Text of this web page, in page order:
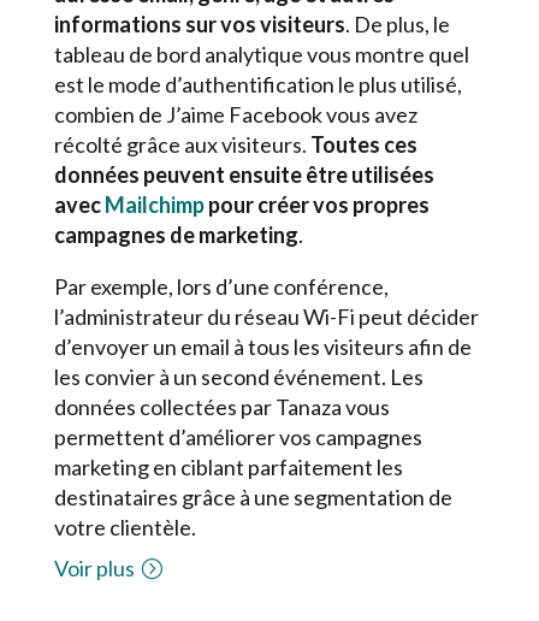
informations sur vos visiteurs. De plus, le
tableau de bord analytique vous montre quel
est le mode d’authentification le plus utilisé,
combien de J’aime Facebook vous avez
récolté grâce aux visiteurs. Toutes ces
données peuvent ensuite être utilisées
avecMailchimppour créer vos propres
campagnes de marketing.
Par exemple, lors d’une conférence,
l’administrateur du réseau Wi-Fi peut décider
d’envoyer un email à tous les visiteurs afin de
les convier à un second événement. Les
données collectées par Tanaza vous
permettent d’améliorer vos campagnes
marketing en ciblant parfaitement les
destinataires grâce à une segmentation de
votre clientèle.
Voir plus